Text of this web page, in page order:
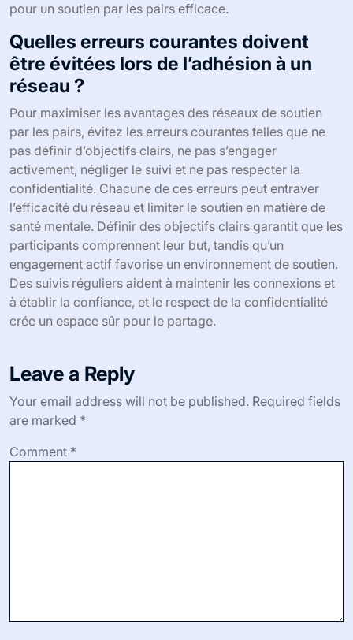
pour un soutien par les pairs efficace.
Quelles erreurs courantes doivent
être évitées lors de l’adhésion à un
réseau ?
Pour maximiser les avantages des réseaux de soutien
par les pairs, évitez les erreurs courantes telles que ne
pas définir d’objectifs clairs, ne pas s’engager
activement, négliger le suivi et ne pas respecter la
confidentialité. Chacune de ces erreurs peut entraver
l’efficacité du réseau et limiter le soutien en matière de
santé mentale. Définir des objectifs clairs garantit que les
participants comprennent leur but, tandis qu’un
engagement actif favorise un environnement de soutien.
Des suivis réguliers aident à maintenir les connexions et
à établir la confiance, et le respect de la confidentialité
crée un espace sûr pour le partage.
Leave a Reply
Your email address will not be published. Required fields
are marked *
Comment *